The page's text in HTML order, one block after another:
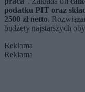
podatku PIT oraz
2500 zł netto.
budżety najstarszych
Reklama
Reklama